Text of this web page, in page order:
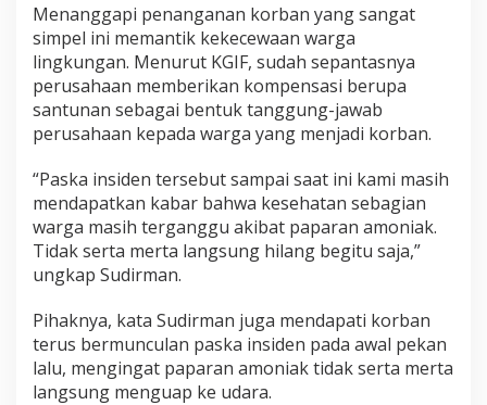
Menanggapi penanganan korban yang sangat
simpel ini memantik kekecewaan warga
lingkungan. Menurut KGIF, sudah sepantasnya
perusahaan memberikan kompensasi berupa
santunan sebagai bentuk tanggung-jawab
perusahaan kepada warga yang menjadi korban.
“Paska insiden tersebut sampai saat ini kami masih
mendapatkan kabar bahwa kesehatan sebagian
warga masih terganggu akibat paparan amoniak.
Tidak serta merta langsung hilang begitu saja,”
ungkap Sudirman.
Pihaknya, kata Sudirman juga mendapati korban
terus bermunculan paska insiden pada awal pekan
lalu, mengingat paparan amoniak tidak serta merta
langsung menguap ke udara.